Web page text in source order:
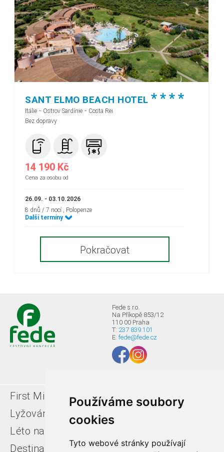
Používáme soubory
cookies
Tyto webové stránky používají
SANT ELMO BEACH HOTEL ****
Itálie - Ostrov Sardínie - Costa Rei
Bez dopravy
14 190 Kč
Cena za osobu od
26.09. - 03.10.2026
8 dnů / 7 nocí
, Polopenze
Další termíny
Pokračovat
Fede s.r.o.
Na Příkopě 853/12
110 00 Praha
T: 237 839 101
E: fede@fede.cz
First Minute
Last minute
Lyžování v Itálii
Léto na horách
Destinace